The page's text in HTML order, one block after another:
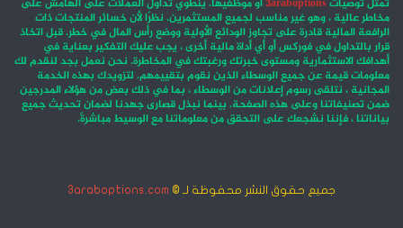
مخاطر عالية ، وهو غير مناسب لجميع المستثمرين. نظرًا لأن خسائر المنتجات ذات
الرافعة المالية قادرة على تجاوز الودائع الأولية ووضع رأس المال في خطر. قبل اتخاذ
قرار بالتداول في فوركس أو أي أداة مالية أخرى ، يجب عليك التفكير بعناية في
أهدافك الاستثمارية ومستوى خبرتك ورغبتك في المخاطرة. نحن نعمل بجد لنقدم لك
معلومات قيمة عن جميع الوسطاء الذين نقوم بتقييمهم. لتزويدك بهذه الخدمة
المجانية ، نتلقى رسوم إعلانات من الوسطاء ، بما في ذلك بعض من هؤلاء المدرجين
ضمن تصنيفاتنا وعلى هذه الصفحة. بينما نبذل قصارى جهدنا لضمان تحديث جميع
بياناتنا ، فإننا نشجعك على التحقق من معلوماتنا مع الوسيط مباشرةً.
جميع حقوق النشر محفوظة لـ © 3araboptions.com